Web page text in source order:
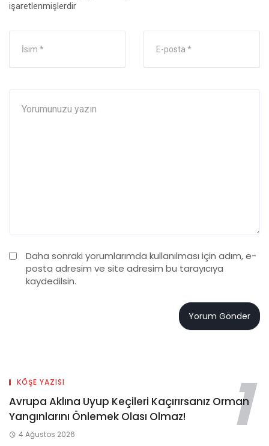
işaretlenmişlerdir
Daha sonraki yorumlarımda kullanılması için adım, e-
posta adresim ve site adresim bu tarayıcıya
kaydedilsin.
KÖŞE YAZISI
Avrupa Aklına Uyup Keçileri Kaçırırsanız Orman
Yangınlarını Önlemek Olası Olmaz!
4 Ağustos 2026